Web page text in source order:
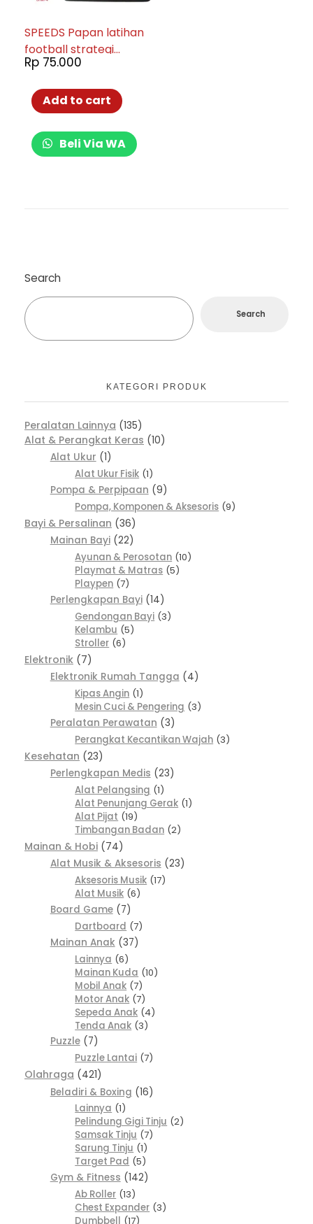
SPEEDS Papan latihan
football strategi
COACH BOARD
pelatih 007-04
Rp 75.000
Add to cart
Beli Via WA
Search
Search
KATEGORI PRODUK
Peralatan Lainnya 135
Alat & Perangkat Keras 10
Alat Ukur
1
Alat Ukur Fisik 1
Pompa & Perpipaan
9
Pompa, Komponen & Aksesoris 9
Bayi & Persalinan 36
Mainan Bayi 22
Ayunan & Perosotan 10
Playmat & Matras 5
Playpen 7
Perlengkapan Bayi 14
Gendongan Bayi 3
Kelambu 5
Stroller 6
Elektronik 7
Elektronik Rumah Tangga
4
Kipas Angin 1
Mesin Cuci & Pengering 3
Peralatan Perawatan
3
Perangkat Kecantikan Wajah 3
Kesehatan 23
Perlengkapan Medis
23
Alat Pelangsing 1
Alat Penunjang Gerak 1
Alat Pijat 19
Timbangan Badan 2
Mainan & Hobi 74
Alat Musik & Aksesoris
23
Aksesoris Musik 17
Alat Musik 6
Board Game
7
Dartboard 7
Mainan Anak
37
Lainnya 6
Mainan Kuda 10
Mobil Anak 7
Motor Anak 7
Sepeda Anak 4
Tenda Anak 3
Puzzle
7
Puzzle Lantai 7
Olahraga 421
Beladiri & Boxing
16
Lainnya 1
Pelindung Gigi Tinju 2
Samsak Tinju 7
Sarung Tinju 1
Target Pad 5
Gym & Fitness
142
Ab Roller 13
Chest Expander 3
Dumbbell
17